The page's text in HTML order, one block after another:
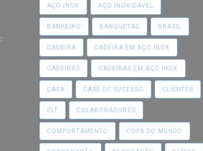
AÇO INOX AÇO INOXIDÁVEL
BANHEIRO BANQUETAS BRASIL
CADEIRA CADEIRA EM AÇO INOX
CADEIRAS CADEIRAS EM AÇO INOX
CASA CASE DE SUCESSO CLIENTES
CLT COLABORADORES
COMPORTAMENTO COPA DO MUNDO